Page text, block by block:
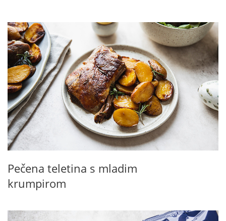
Pečena teletina s mladim
krumpirom